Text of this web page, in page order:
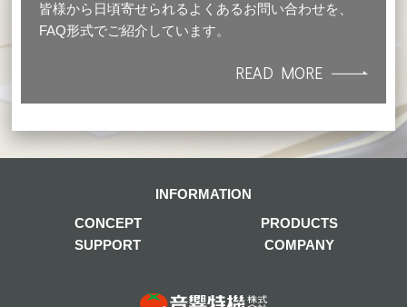
皆様から日頃寄せられるよくあるお問い合わせを、
FAQ形式でご紹介しています。
READ MORE
CONCEPT
PRODUCTS
SUPPORT
COMPANY
INFORMATION